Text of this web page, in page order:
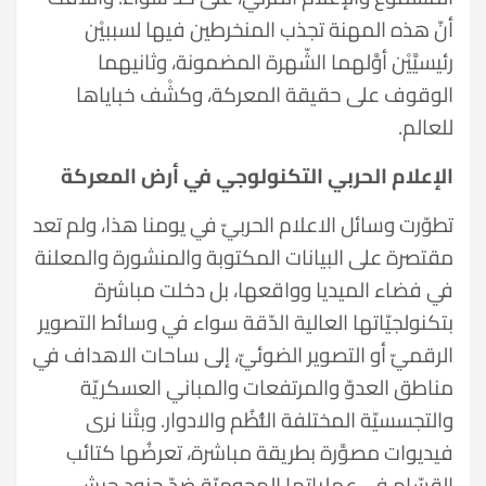
أنّ هذه المهنة تجذب المنخرطين فيها لسببيْن
رئيسيَّيْن أوَّلهما الشّهرة المضمونة، وثانيهما
الوقوف على حقيقة المعركة، وكشْف خباياها
للعالم.
الإعلام الحربي التكنولوجي في أرض المعركة
تطوّرت وسائل الاعلام الحربيّ في يومنا هذا، ولم تعد
مقتصرة على البيانات المكتوبة والمنشورة والمعلنة
في فضاء الميديا وواقعها، بل دخلت مباشرة
بتكنولجيّاتها العالية الدّقة سواء في وسائط التصوير
الرقميّ أو التصوير الضوئيّ، إلى ساحات الاهداف في
مناطق العدوّ والمرتفعات والمباني العسكريّة
والتجسسيّة المختلفة النُّظُم والادوار. وبتْنا نرى
فيديوات مصوَّرة بطريقة مباشرة، تعرضُها كتائب